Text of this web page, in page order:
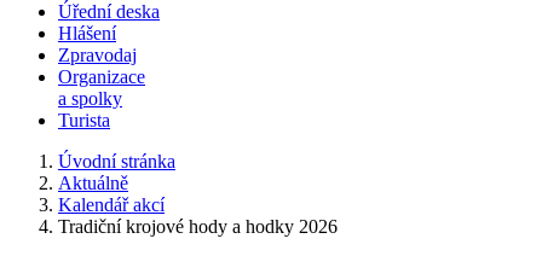
Úřední deska
Hlášení
Zpravodaj
Organizace
a spolky
Turista
Úvodní stránka
Aktuálně
Kalendář akcí
Tradiční krojové hody a hodky 2026